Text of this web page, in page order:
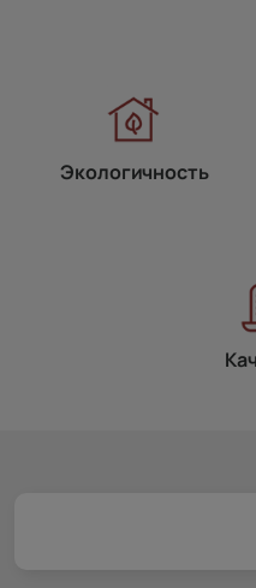
Экологичность